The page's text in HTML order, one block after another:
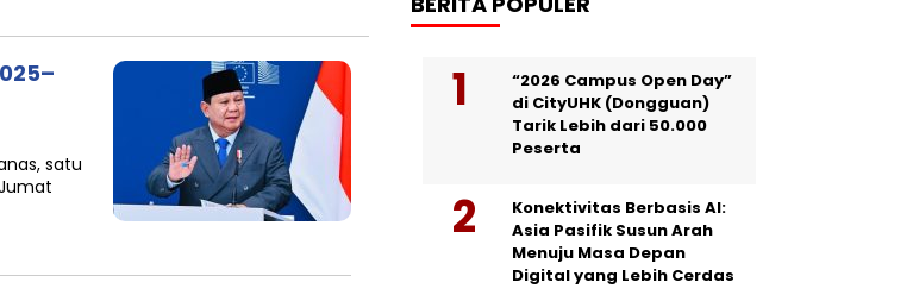
satu
“2026 Campus Open Day”
di CityUHK (Dongguan)
Tarik Lebih dari 50.000
Peserta
Konektivitas Berbasis AI:
Asia Pasifik Susun Arah
Menuju Masa Depan
Digital yang Lebih Cerdas